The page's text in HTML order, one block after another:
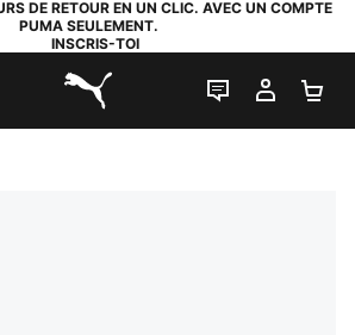
DE RETOUR EN UN CLIC. AVEC UN COMPTE
PUMA SEULEMENT.
INSCRIS-TOI
PUMA.com
LIVE CHAT
MON